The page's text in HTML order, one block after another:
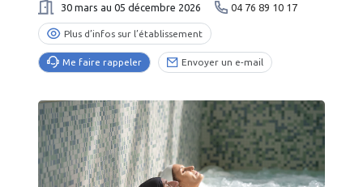
30 mars au 05 décembre 2026 04 76 89 10 17
Plus d’infos sur l’établissement
Me faire rappeler Envoyer un e-mail